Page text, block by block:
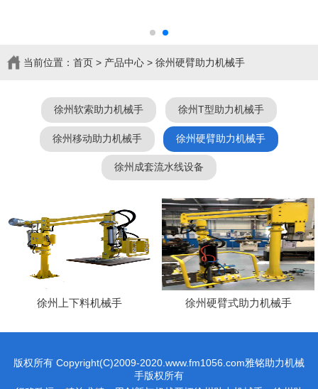
当前位置： 首页> 产品中心> 徐州硬臂助力机械手
徐州软索助力机械手 徐州T型助力机械手
徐州移动助力机械手 徐州硬臂助力机械手
徐州成套流水线设备
徐州上下料机械手 徐州硬臂式助力机械手
版权所有 Copyright(C)2009-2020.www.fm1056.com雅铭助力机械
手版权所有